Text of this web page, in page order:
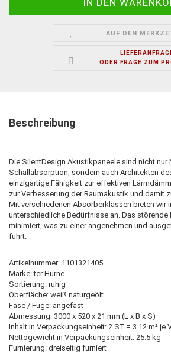
AUF DEN
ODER FRAGE ZUM
Beschreibung
Die SilentDesign Akustikpaneele sind nicht nur
Schallabsorption, sondern auch Architekten
einzigartige Fähigkeit zur effektiven
zur Verbesserung der Raumakustik und damit
Mit verschiedenen Absorberklassen bieten wir
unterschiedliche Bedürfnisse an. Das
minimiert, was zu einer angenehmen und
führt.
Artikelnummer: 1101321405
Marke: ter Hürne
Sortierung: ruhig
Oberfläche: weiß naturgeölt
Fase / Fuge: angefast
Abmessung: 3000 x 520 x 21 mm (L x B x S)
Inhalt in Verpackungseinheit: 2 ST = 3.12 m² je
Nettogewicht in Verpackungseinheit: 25.5 kg
Furnierung: dreiseitig furniert